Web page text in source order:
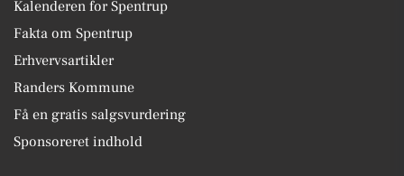
Kalenderen for Spentrup
Fakta om Spentrup
Erhvervsartikler
Randers Kommune
Få en gratis salgsvurdering
Sponsoreret indhold